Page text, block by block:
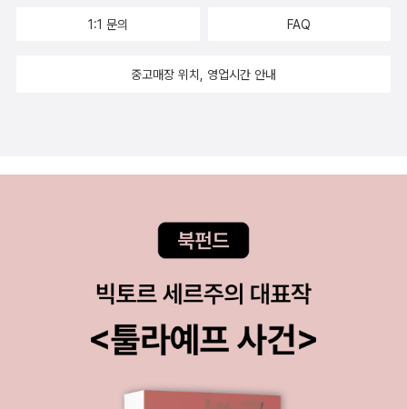
1:1 문의 FAQ
중고매장 위치, 영업시간 안내